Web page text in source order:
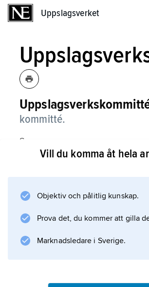
Uppslagsverket
kommitté.
Se
Nationalencyklopedin
Information om artikeln
Vill du komma åt hela
Objektiv och pålitlig kunskap.
Prova det, du kommer att gilla
Marknadsledare i Sverige.